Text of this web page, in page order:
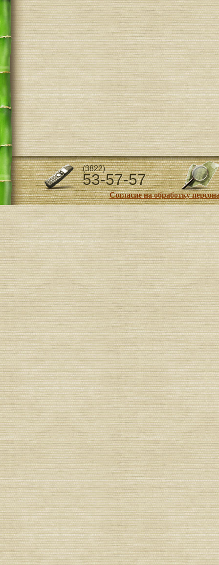
(3822)
53-57-57
Согласие на обработку